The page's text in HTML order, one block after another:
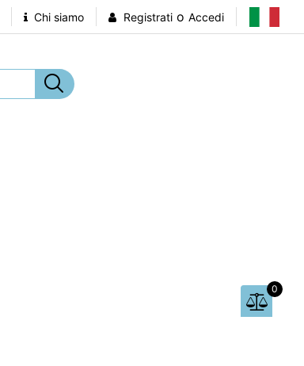
Chi siamo Registrati o Accedi
0